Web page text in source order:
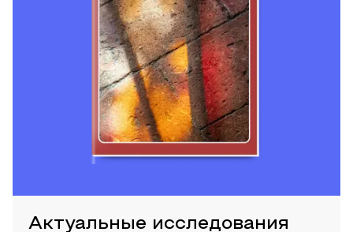
Актуальные исследования